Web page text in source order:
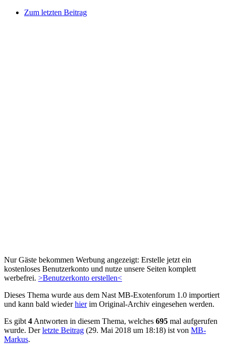
Zum letzten Beitrag
Nur Gäste bekommen Werbung angezeigt: Erstelle jetzt ein
kostenloses Benutzerkonto und nutze unsere Seiten komplett
werbefrei. >Benutzerkonto erstellen<
Dieses Thema wurde aus dem Nast MB-Exotenforum 1.0 importiert
und kann bald wiederhierim Original-Archiv eingesehen werden.
Es gibt 4 Antworten in diesem Thema, welches 695 mal aufgerufen
wurde. Derletzte Beitrag (29. Mai 2018 um 18:18) ist von MB-
Markus.